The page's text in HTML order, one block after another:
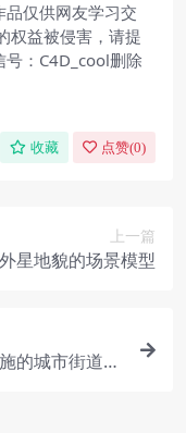
仅供网友学习交
权益被侵害，请提
：C4D_cool删除
收藏 点赞(0)
上一篇
星地貌的场景模型
的城市街道模